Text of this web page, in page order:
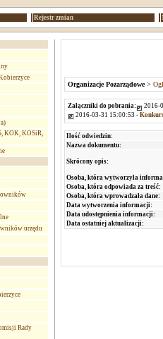
Rejestr zmian
KOK, KOSiR,
urzędu
Rady
Organizacje Pozarządowe>
Załączniki do pobrania: 2016-
2016-03-31 15:00:53 -
Ilość odwiedzin:
Nazwa dokumentu:
Skrócony opis:
Osoba, która wytworzyła
Osoba, która odpowiada za treść:
Osoba, która wprowadzała dane:
Data wytworzenia informacji:
Data udostępnienia informacji:
Data ostatniej aktualizacji: